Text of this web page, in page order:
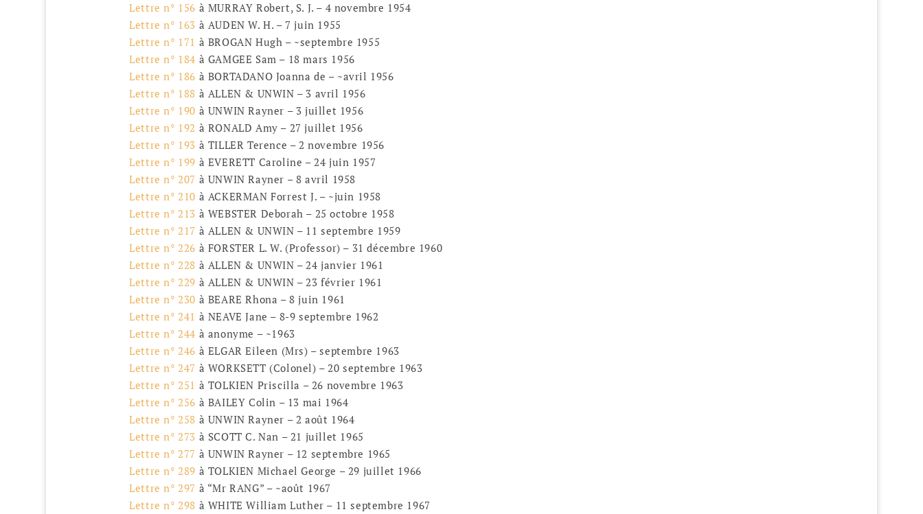
Lettre n° 156 à MURRAY Robert, S. J. – 4 novembre 1954
Lettre n° 163 à AUDEN W. H. – 7 juin 1955
Lettre n° 171 à BROGAN Hugh – ~septembre 1955
Lettre n° 184 à GAMGEE Sam – 18 mars 1956
Lettre n° 186 à BORTADANO Joanna de – ~avril 1956
Lettre n° 188 à ALLEN & UNWIN – 3 avril 1956
Lettre n° 190 à UNWIN Rayner – 3 juillet 1956
Lettre n° 192 à RONALD Amy – 27 juillet 1956
Lettre n° 193 à TILLER Terence – 2 novembre 1956
Lettre n° 199 à EVERETT Caroline – 24 juin 1957
Lettre n° 207 à UNWIN Rayner – 8 avril 1958
Lettre n° 210 à ACKERMAN Forrest J. – ~juin 1958
Lettre n° 213 à WEBSTER Deborah – 25 octobre 1958
Lettre n° 217 à ALLEN & UNWIN – 11 septembre 1959
Lettre n° 226 à FORSTER L. W. (Professor) – 31 décembre 1960
Lettre n° 228 à ALLEN & UNWIN – 24 janvier 1961
Lettre n° 229 à ALLEN & UNWIN – 23 février 1961
Lettre n° 230 à BEARE Rhona – 8 juin 1961
Lettre n° 241 à NEAVE Jane – 8-9 septembre 1962
Lettre n° 244 à anonyme – ~1963
Lettre n° 246 à ELGAR Eileen (Mrs) – septembre 1963
Lettre n° 247 à WORKSETT (Colonel) – 20 septembre 1963
Lettre n° 251 à TOLKIEN Priscilla – 26 novembre 1963
Lettre n° 256 à BAILEY Colin – 13 mai 1964
Lettre n° 258 à UNWIN Rayner – 2 août 1964
Lettre n° 273 à SCOTT C. Nan – 21 juillet 1965
Lettre n° 277 à UNWIN Rayner – 12 septembre 1965
Lettre n° 289 à TOLKIEN Michael George – 29 juillet 1966
Lettre n° 297 à “Mr RANG” – ~août 1967
Lettre n° 298 à WHITE William Luther – 11 septembre 1967